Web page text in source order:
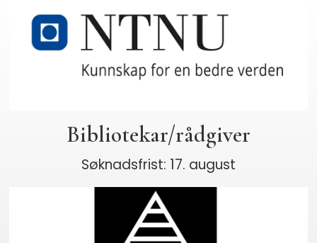
Bibliotekar/rådgiver
Søknadsfrist: 17. august